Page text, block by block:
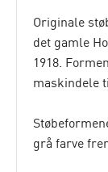
Originale
det gamle
1918.
maskindele
grå farve